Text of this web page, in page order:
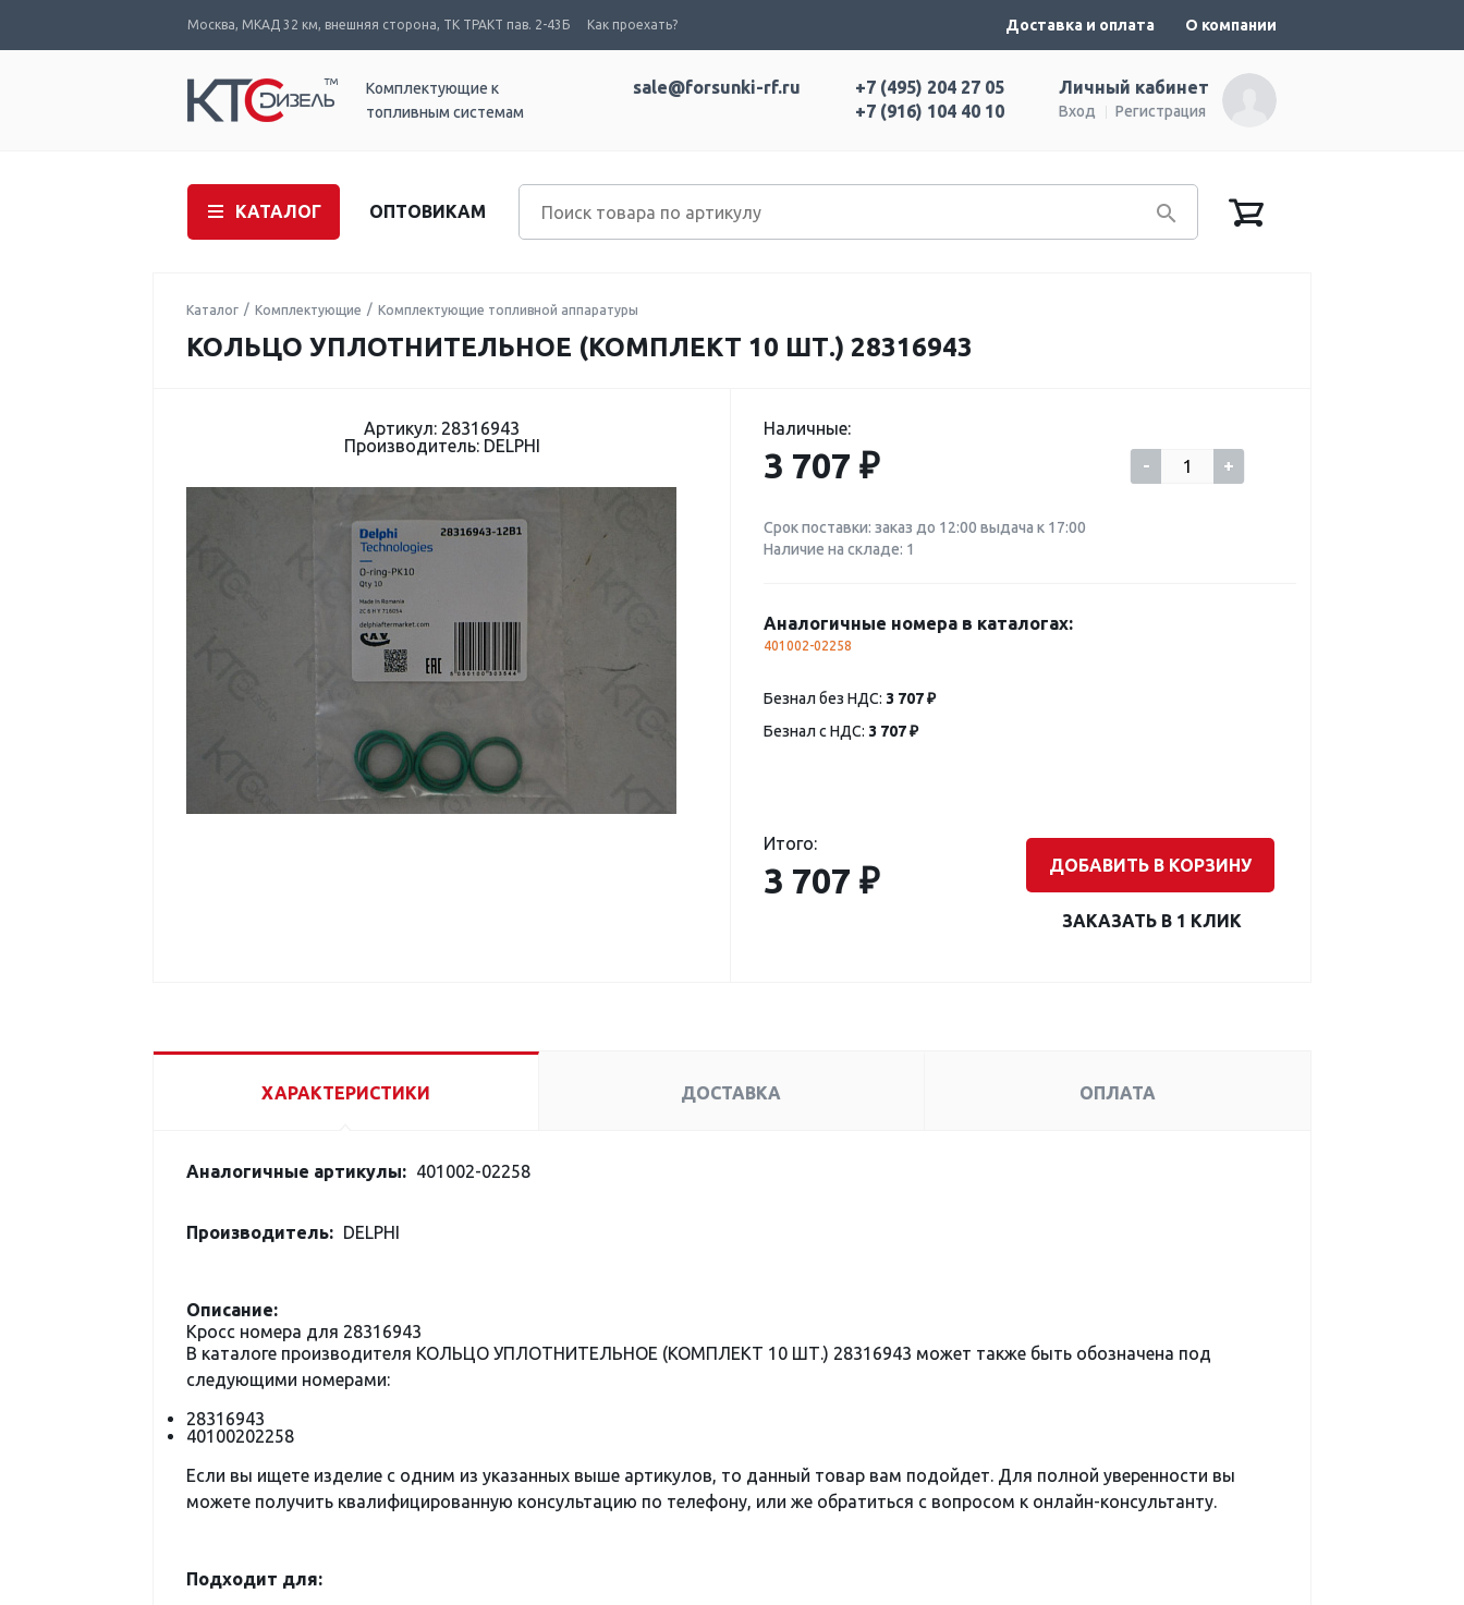
Москва, МКАД 32 км, внешняя сторона, ТК ТРАКТ пав. 2-43Б Как проехать? Доставка и оплата О компании
Комплектующие к
топливным системам
Личный кабинет
Вход Регистрация
+7 (495) 204 27 05
+7 (916) 104 40 10
sale@forsunki-rf.ru
КАТАЛОГ ОПТОВИКАМ
Каталог Комплектующие Комплектующие топливной аппаратуры
КОЛЬЦО УПЛОТНИТЕЛЬНОЕ (КОМПЛЕКТ 10 ШТ.) 28316943
Артикул: 28316943
Производитель: DELPHI
Наличные:
3 707 ₽ - +
Срок поставки: заказ до 12:00 выдача к 17:00
Наличие на складе: 1
Аналогичные номера в каталогах:
401002-02258
Безнал без НДС: 3 707 ₽
Безнал с НДС: 3 707 ₽
Итого:
3 707 ₽ ДОБАВИТЬ В КОРЗИНУ
ЗАКАЗАТЬ В 1 КЛИК
ХАРАКТЕРИСТИКИ ДОСТАВКА ОПЛАТА
Аналогичные артикулы: 401002-02258
Производитель: DELPHI
Описание:
Кросс номера для 28316943
В каталоге производителя КОЛЬЦО УПЛОТНИТЕЛЬНОЕ (КОМПЛЕКТ 10 ШТ.) 28316943 может также быть обозначена под
следующими номерами:
28316943
40100202258
Если вы ищете изделие с одним из указанных выше артикулов, то данный товар вам подойдет. Для полной уверенности вы
можете получить квалифицированную консультацию по телефону, или же обратиться с вопросом к онлайн-консультанту.
Подходит для: